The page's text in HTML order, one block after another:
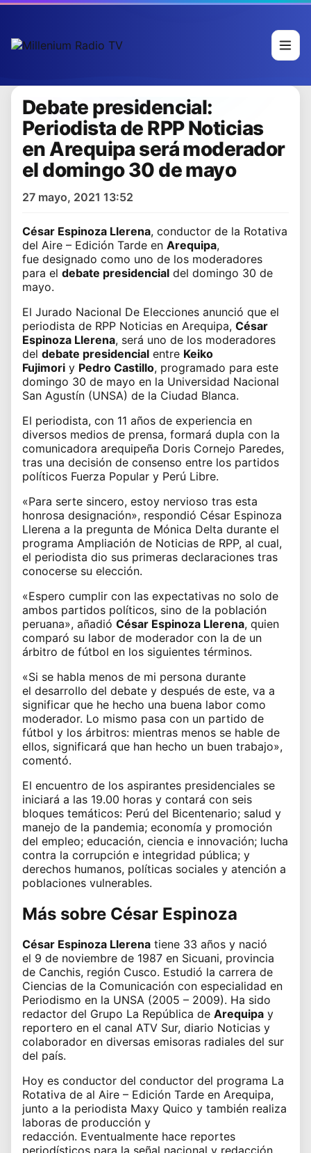
Debate presidencial:
Periodista de RPP Noticias
en Arequipa será moderador
el domingo 30 de mayo
27 mayo, 2021 13:52
César Espinoza Llerena, conductor de la Rotativa
del Aire – Edición Tarde en Arequipa,
fue designado como uno de los moderadores
para el debate presidencial del domingo 30 de
mayo.
El Jurado Nacional De Elecciones anunció que el
periodista de RPP Noticias en Arequipa, César
Espinoza Llerena, será uno de los moderadores
del debate presidencial entre Keiko
Fujimori y Pedro Castillo, programado para este
domingo 30 de mayo en la Universidad Nacional
San Agustín (UNSA) de la Ciudad Blanca.
El periodista, con 11 años de experiencia en
diversos medios de prensa, formará dupla con la
comunicadora arequipeña Doris Cornejo Paredes,
tras una decisión de consenso entre los partidos
políticos Fuerza Popular y Perú Libre.
«Para serte sincero, estoy nervioso tras esta
honrosa designación», respondió César Espinoza
Llerena a la pregunta de Mónica Delta durante el
programa Ampliación de Noticias de RPP, al cual,
el periodista dio sus primeras declaraciones tras
conocerse su elección.
«Espero cumplir con las expectativas no solo de
ambos partidos políticos, sino de la población
peruana», añadió César Espinoza Llerena, quien
comparó su labor de moderador con la de un
árbitro de fútbol en los siguientes términos.
«Si se habla menos de mi persona durante
el desarrollo del debate y después de este, va a
significar que he hecho una buena labor como
moderador. Lo mismo pasa con un partido de
fútbol y los árbitros: mientras menos se hable de
ellos, significará que han hecho un buen trabajo»,
comentó.
El encuentro de los aspirantes presidenciales se
iniciará a las 19.00 horas y contará con seis
bloques temáticos: Perú del Bicentenario; salud y
manejo de la pandemia; economía y promoción
del empleo; educación, ciencia e innovación; lucha
contra la corrupción e integridad pública; y
derechos humanos, políticas sociales y atención a
poblaciones vulnerables.
Más sobre César Espinoza
César Espinoza Llerena tiene 33 años y nació
el 9 de noviembre de 1987 en Sicuani, provincia
de Canchis, región Cusco. Estudió la carrera de
Ciencias de la Comunicación con especialidad en
Periodismo en la UNSA (2005 – 2009). Ha sido
redactor del Grupo La República de Arequipa y
reportero en el canal ATV Sur, diario Noticias y
colaborador en diversas emisoras radiales del sur
del país.
Hoy es conductor del conductor del programa La
Rotativa de al Aire – Edición Tarde en Arequipa,
junto a la periodista Maxy Quico y también realiza
laboras de producción y
redacción. Eventualmente hace reportes